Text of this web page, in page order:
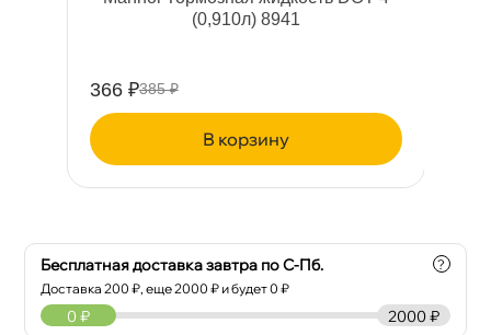
(0,910л) 8941
366 ₽385 ₽
корзину
Бесплатная доставка завтра по С-Пб.
Доставка200 ₽, еще2000 ₽ и будет 0 ₽
?
2000 ₽
0 ₽